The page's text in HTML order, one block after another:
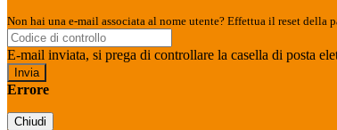
Non hai una e-mail associata al nome utente? Effettua il reset della
E-mail inviata, si prega di controllare la casella di posta
Errore
Chiudi